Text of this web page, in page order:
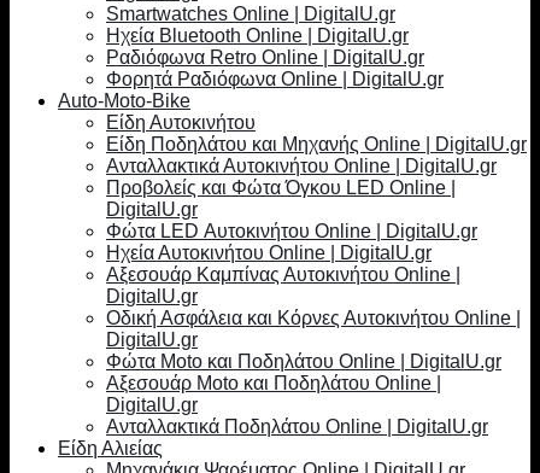
Smartwatches Online | DigitalU.gr
Ηχεία Bluetooth Online | DigitalU.gr
Ραδιόφωνα Retro Online | DigitalU.gr
Φορητά Ραδιόφωνα Online | DigitalU.gr
Auto-Moto-Bike
Είδη Αυτοκινήτου
Είδη Ποδηλάτου και Μηχανής Online | DigitalU.gr
Ανταλλακτικά Αυτοκινήτου Online | DigitalU.gr
Προβολείς και Φώτα Όγκου LED Online |
DigitalU.gr
Φώτα LED Αυτοκινήτου Online | DigitalU.gr
Ηχεία Αυτοκινήτου Online | DigitalU.gr
Αξεσουάρ Καμπίνας Αυτοκινήτου Online |
DigitalU.gr
Οδική Ασφάλεια και Κόρνες Αυτοκινήτου Online |
DigitalU.gr
Φώτα Moto και Ποδηλάτου Online | DigitalU.gr
Αξεσουάρ Moto και Ποδηλάτου Online |
DigitalU.gr
Ανταλλακτικά Ποδηλάτου Online | DigitalU.gr
Είδη Αλιείας